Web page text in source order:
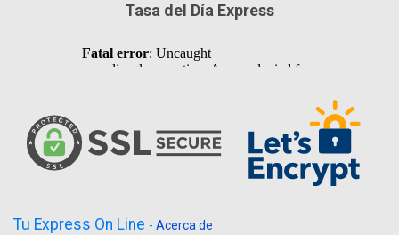
Tasa del Día Express
Tu Express On Line - Acerca de